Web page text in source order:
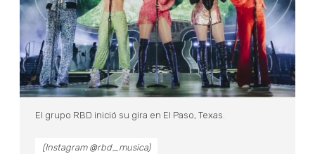
El grupo RBD inició su gira en El Paso, Texas.
(Instagram @rbd_musica)